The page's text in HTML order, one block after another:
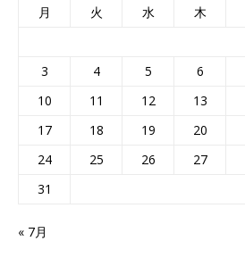
月 火 水 木
3
4 5 6
10
11 12 13
17
18 19 20
24
25 26 27
31
« 7月